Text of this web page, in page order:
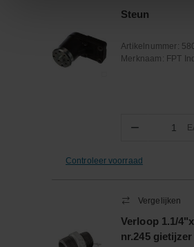
Steun
Artikelnummer:
Merknaam: FPT
− Aantal
Controleer voorraad
Vergelijken
Verloop 1.1/
nr.245 gietijzer